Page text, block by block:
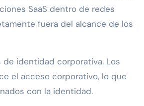
SaaS dentro de redes
fuera del alcance de los
identidad corporativa. Los
el acceso corporativo, lo que
con la identidad.